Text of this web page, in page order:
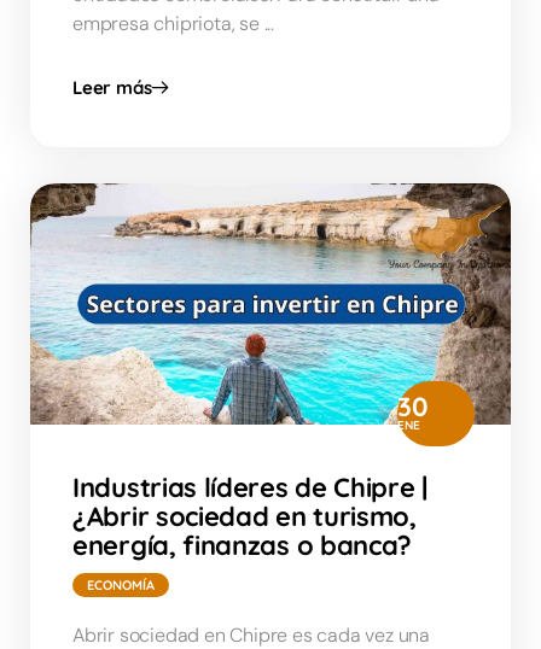
empresa chipriota, se ...
Leer más
30
ENE
Industrias líderes de Chipre |
¿Abrir sociedad en turismo,
energía, finanzas o banca?
ECONOMÍA
Abrir sociedad en Chipre es cada vez una